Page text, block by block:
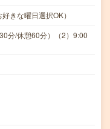
きな曜日選択OK）
分/休憩60分）（2）9:00